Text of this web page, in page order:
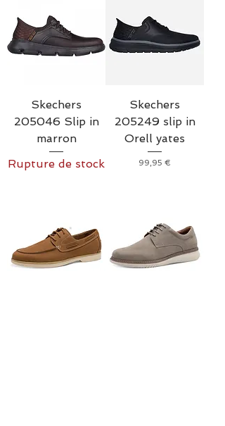
Skechers
205046 Slip in
marron
Rupture de stock
Skechers
205249 slip in
Orell yates
Prix
99,95 €